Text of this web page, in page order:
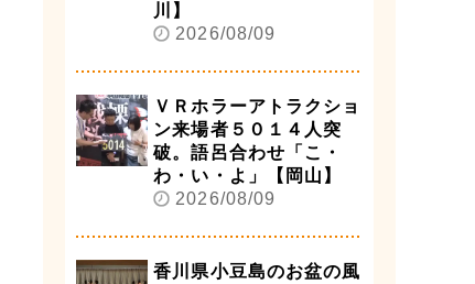
川】
2026/08/09
ＶＲホラーアトラクショ
ン来場者５０１４人突
破。語呂合わせ「こ・
わ・い・よ」【岡山】
2026/08/09
香川県小豆島のお盆の風